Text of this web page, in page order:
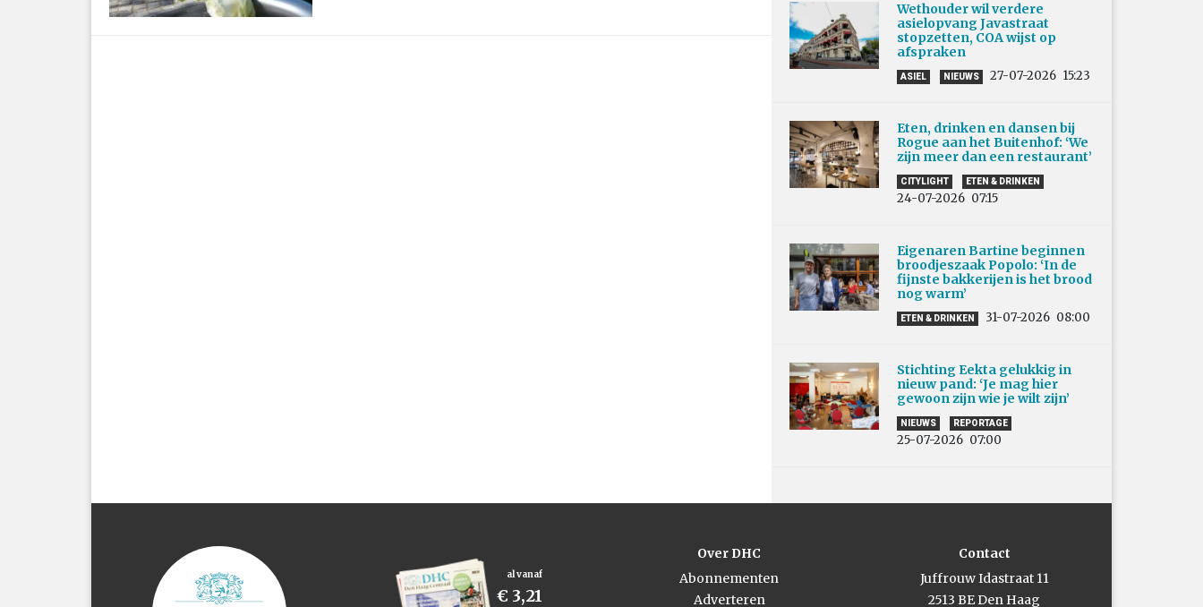
Wethouder wil verdere
asielopvang Javastraat
stopzetten, COA wijst op
afspraken
ASIEL NIEUWS 27-07-2026 15:23
Eten, drinken en dansen bij
Rogue aan het Buitenhof: ‘We
zijn meer dan een restaurant’
CITYLIGHT ETEN & DRINKEN
24-07-2026 07:15
Eigenaren Bartine beginnen
broodjeszaak Popolo: ‘In de
fijnste bakkerijen is het brood
nog warm’
ETEN & DRINKEN 31-07-2026 08:00
Stichting Eekta gelukkig in
nieuw pand: ‘Je mag hier
gewoon zijn wie je wilt zijn’
NIEUWS REPORTAGE
25-07-2026 07:00
al vanaf
€ 3,21
Over DHC
Abonnementen
Adverteren
Contact
Juffrouw Idastraat 11
2513 BE Den Haag